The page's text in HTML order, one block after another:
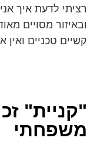
לדעת איך אני
מסויים
טכניים ואין